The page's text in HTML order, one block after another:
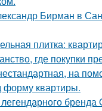
Бирман в
плитка:
где покупки
на
форму квартиры.
бренда